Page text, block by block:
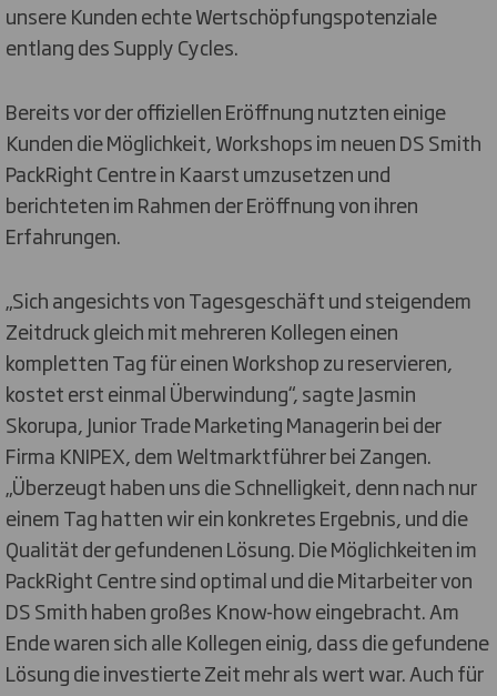
unsere Kunden echte Wertschöpfungspotenziale
entlang des Supply Cycles.
Bereits vor der offiziellen Eröffnung nutzten einige
Kunden die Möglichkeit, Workshops im neuen DS Smith
PackRight Centre in Kaarst umzusetzen und
berichteten im Rahmen der Eröffnung von ihren
Erfahrungen.
„Sich angesichts von Tagesgeschäft und steigendem
Zeitdruck gleich mit mehreren Kollegen einen
kompletten Tag für einen Workshop zu reservieren,
kostet erst einmal Überwindung“, sagte Jasmin
Skorupa, Junior Trade Marketing Managerin bei der
Firma KNIPEX, dem Weltmarktführer bei Zangen.
„Überzeugt haben uns die Schnelligkeit, denn nach nur
einem Tag hatten wir ein konkretes Ergebnis, und die
Qualität der gefundenen Lösung. Die Möglichkeiten im
PackRight Centre sind optimal und die Mitarbeiter von
DS Smith haben großes Know-how eingebracht. Am
Ende waren sich alle Kollegen einig, dass die gefundene
Lösung die investierte Zeit mehr als wert war. Auch für